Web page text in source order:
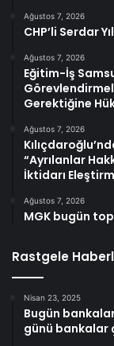
Ağustos 7, 2026
CHP’li Serdar
Ağustos 7, 2026
Eğitim-İş
Gerektiğine
Ağustos 7, 2026
“Ayrılanlar
İktidarı
Ağustos 7, 2026
MGK bugün
Rastgele
Nisan 23, 2025
Bugün
günü bankalar